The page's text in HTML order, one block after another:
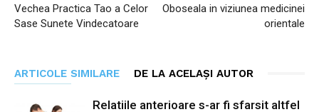
Vechea Practica Tao a Celor
Sase Sunete Vindecatoare
Oboseala in viziunea medicinei
orientale
ARTICOLE SIMILARE DE LA ACELAȘI AUTOR
Relatiile anterioare s-ar fi sfarsit altfel